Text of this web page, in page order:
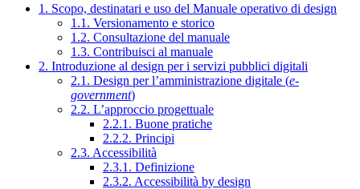
1. Scopo, destinatari e uso del Manuale operativo di design
1.1. Versionamento e storico
1.2. Consultazione del manuale
1.3. Contribuisci al manuale
2. Introduzione al design per i servizi pubblici digitali
2.1. Design per l’amministrazione digitale (e-
government)
2.2. L’approccio progettuale
2.2.1. Buone pratiche
2.2.2. Principi
2.3. Accessibilità
2.3.1. Definizione
2.3.2. Accessibilità by design